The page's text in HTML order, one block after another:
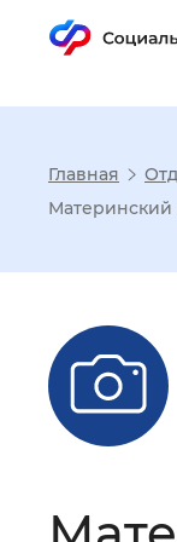
Главная
Материнский